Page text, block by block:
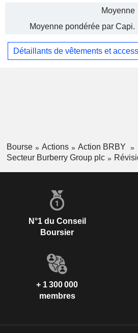
Moyenne
Moyenne pondérée par Capi.
Détaillants de vêtements et
Bourse Actions
Action BRBY
Secteur Burberry Group plc
N°1 du Conseil
Boursier
+ 1 300 000
membres